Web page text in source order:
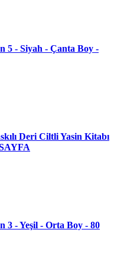
5 - Siyah - Çanta Boy -
Deri Ciltli Yasin Kitabı
3 - Yeşil - Orta Boy - 80